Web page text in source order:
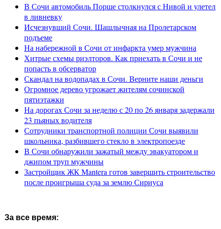
В Сочи автомобиль Порше столкнулся с Нивой и улетел
в ливневку
Исчезнувший Сочи. Шашлычная на Пролетарском
подъеме
На набережной в Сочи от инфаркта умер мужчина
Хитрые схемы риэлторов. Как приехать в Сочи и не
попасть в обсерватор
Скандал на водопадах в Сочи. Верните наши деньги
Огромное дерево угрожает жителям сочинской
пятиэтажки
На дорогах Сочи за неделю с 20 по 26 января задержали
23 пьяных водителя
Сотрудники транспортной полиции Сочи выявили
школьника, разбившего стекло в электропоезде
В Сочи обнаружили зажатый между эвакуатором и
джипом труп мужчины
Застройщик ЖК Mantera готов завершить строительство
после проигрыша суда за землю Сириуса
За все время: